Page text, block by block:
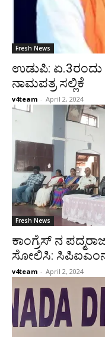
Fresh News
ಉಡುಪಿ: ಏ.3ರಂದು
ನಾಮಪತ್ರ ಸಲ್ಲಿಕೆ
v4team - April 2, 2024
Fresh News
ಕಾಂಗ್ರೆಸ್ ನ
ಸೋಲಿಸಿ:
v4team - April 2, 2024